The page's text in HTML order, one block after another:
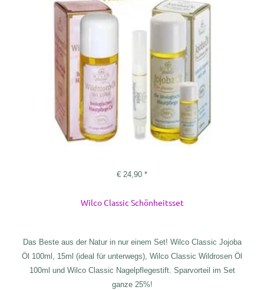
€ 24,90 *
Wilco Classic Schönheitsset
Das Beste aus der Natur in nur einem Set! Wilco Classic Jojoba
Öl 100ml, 15ml (ideal für unterwegs), Wilco Classic Wildrosen Öl
100ml und Wilco Classic Nagelpflegestift. Sparvorteil im Set
ganze 25%!